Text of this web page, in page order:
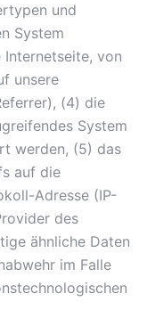
und
System
von
unsere
(4) die
System
werden, (5) das
auf die
Adresse (IP-
des
ähnliche Daten
im Falle